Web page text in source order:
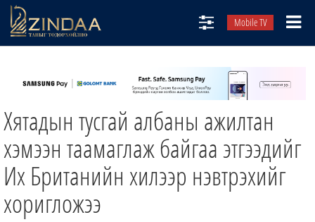
Mobile TV
ТВ8
ӨГЛӨӨНИЙ СОНИН
АУДИО ЗОХИОЛ
ЗИНДАА СЭТГҮҮЛ
Хятадын тусгай албаны ажилтан
хэмээн таамаглаж байгаа этгээдийг
Их Британийн хилээр нэвтрэхийг
хоригложээ